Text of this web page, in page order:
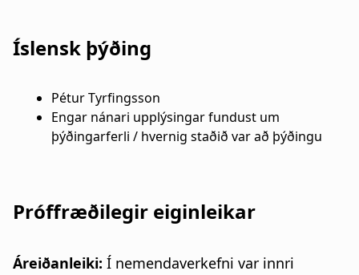
Íslensk þýðing
Pétur Tyrfingsson
Engar nánari upplýsingar fundust um
þýðingarferli / hvernig staðið var að þýðingu
Próffræðilegir eiginleikar
Áreiðanleiki: Í nemendaverkefni var innri